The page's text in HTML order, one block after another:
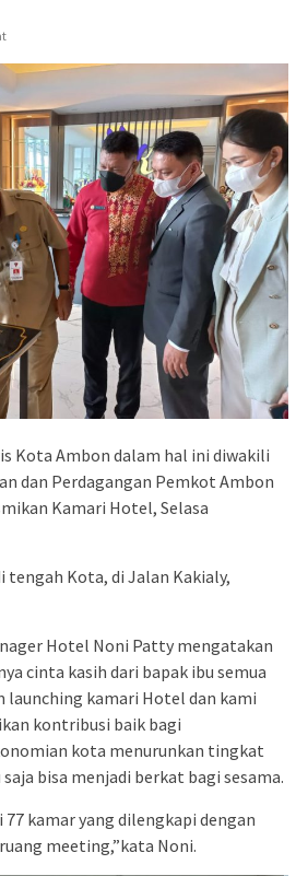
Kota Ambon dalam hal ini diwakili
dan Perdagangan Pemkot Ambon
Kamari Hotel, Selasa
Kota, di Jalan Kakialy,
Hotel Noni Patty mengatakan
cinta kasih dari bapak ibu semua
launching kamari Hotel dan kami
kontribusi baik bagi
kota menurunkan tingkat
bisa menjadi berkat bagi sesama.
kamar yang dilengkapi dengan
meeting,”kata Noni.